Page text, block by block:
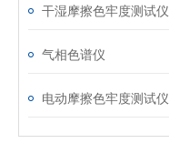
干湿摩擦色牢度测试仪
气相色谱仪
电动摩擦色牢度测试仪